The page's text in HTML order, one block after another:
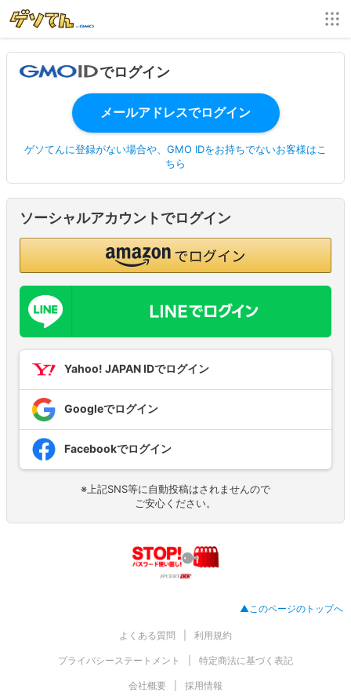
でログイン
ゲソてんに登録がない場合や、GMO IDをお持ちでないお客様はこ
ちら
ソーシャルアカウントでログイン
Yahoo! JAPAN IDでログイン
Googleでログイン
Facebookでログイン
※上記SNS等に自動投稿はされませんので
ご安心ください。
▲このページのトップへ
よくある質問 利用規約
プライバシーステートメント 特定商法に基づく表記
会社概要 採用情報